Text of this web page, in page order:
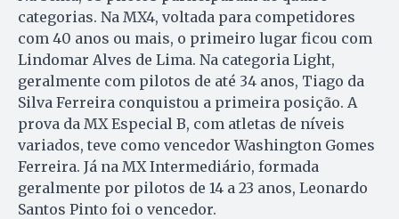
categorias. Na MX4, voltada para competidores
com 40 anos ou mais, o primeiro lugar ficou com
Lindomar Alves de Lima. Na categoria Light,
geralmente com pilotos de até 34 anos, Tiago da
Silva Ferreira conquistou a primeira posição. A
prova da MX Especial B, com atletas de níveis
variados, teve como vencedor Washington Gomes
Ferreira. Já na MX Intermediário, formada
geralmente por pilotos de 14 a 23 anos, Leonardo
Santos Pinto foi o vencedor.